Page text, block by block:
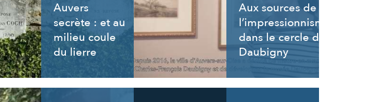
Auvers
secrète : et au
milieu coule
du lierre
Aux sources de
l’impressionnisme,
dans le cercle de
Daubigny